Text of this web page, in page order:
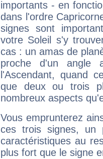
importants - en
dans l'ordre
signes sont
votre Soleil s'y
cas : un amas de
proche d'un
l'Ascendant, quand
que deux ou trois
nombreux aspects
Vous emprunterez
ces trois signes, un
caractéristiques au
plus fort que le signe